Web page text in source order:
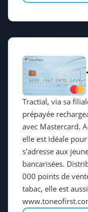
Tractial, via sa
prépayée
avec Mastercard.
elle est idéale
s'adresse aux
bancarisées.
000 points de
tabac, elle est